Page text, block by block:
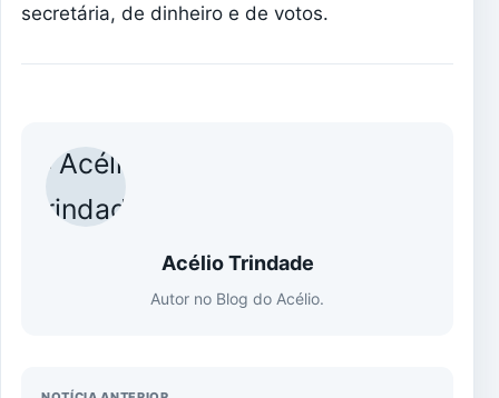
secretária, de dinheiro e de votos.
Acélio Trindade
Autor no Blog do Acélio.